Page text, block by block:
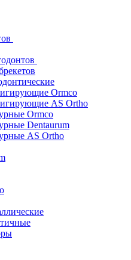
Ormco
AS Ortho
Ormco
Dentaurum
AS Ortho